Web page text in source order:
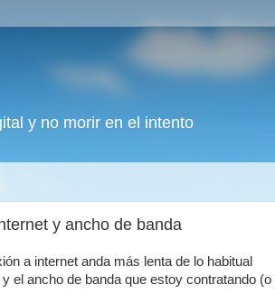
y no morir en el intento
y ancho de banda
a internet anda más lenta de lo habitual
el ancho de banda que estoy contratando (o